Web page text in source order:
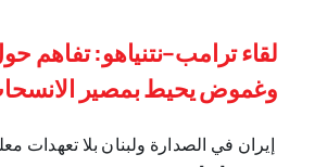
لقاء ترامب–نتنياهو: تفاهم
وغموض يحيط بمصير
إيران في الصدارة ولبنان بلا تعهدات